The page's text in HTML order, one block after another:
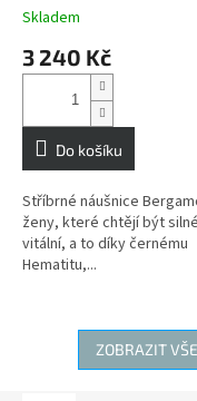
ochranu
Skladem
3 240 Kč
Do košíku
Stříbrné náušnice
ženy, které chtějí být
vitální, a to díky černému
Hematitu,...
ZOBRAZIT